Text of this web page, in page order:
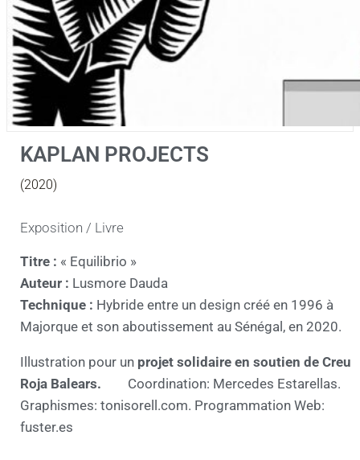
KAPLAN PROJECTS
(2020)
Exposition / Livre
Titre : « Equilibrio »
Auteur : Lusmore Dauda
Technique : Hybride entre un design créé en 1996 à
Majorque et son aboutissement au Sénégal, en 2020.
Illustration pour un projet solidaire en soutien de Creu
Roja Balears.
Coordination: Mercedes Estarellas.
Graphismes: tonisorell.com. Programmation Web:
fuster.es